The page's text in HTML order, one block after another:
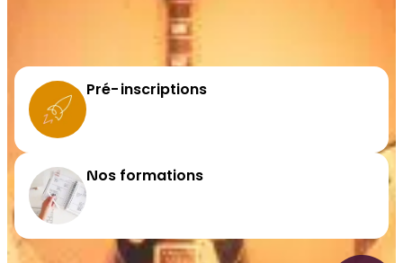
Pré-inscriptions
Nos formations